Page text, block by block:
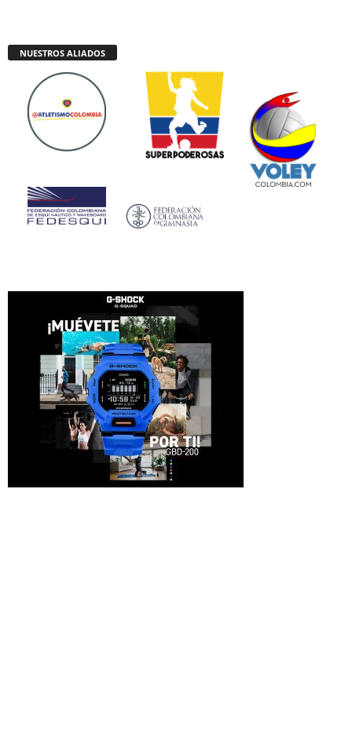
NUESTROS ALIADOS